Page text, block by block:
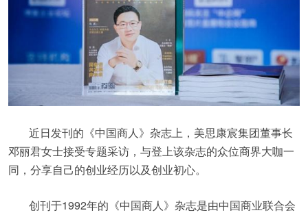
近日发刊的《中国商人》杂志上，美思康宸集团董事长
邓丽君女士接受专题采访，与登上该杂志的众位商界大咖一
同，分享自己的创业经历以及创业初心。
创刊于1992年的《中国商人》杂志是由中国商业联合会